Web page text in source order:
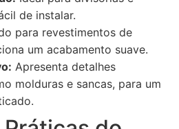
de instalar.
para revestimentos de
um acabamento suave.
Apresenta detalhes
molduras e sancas, para um